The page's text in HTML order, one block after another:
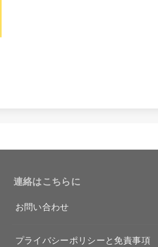
連絡はこちらに
お問い合わせ
プライバシーポリシーと免責事項